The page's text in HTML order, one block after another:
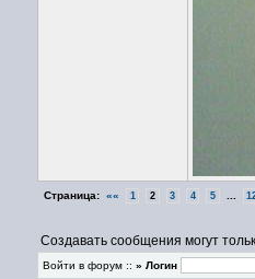
Страница: «« 1 2 3 4 5
Создавать сообщения могут
Войти в форум :: » Логин